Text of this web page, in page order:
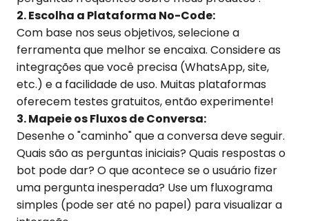
2. Escolha a Plataforma No-Code:
Com base nos seus objetivos, selecione a
ferramenta que melhor se encaixa. Considere as
integrações que você precisa (WhatsApp, site,
etc.) e a facilidade de uso. Muitas plataformas
oferecem testes gratuitos, então experimente!
3. Mapeie os Fluxos de Conversa:
Desenhe o "caminho" que a conversa deve seguir.
Quais são as perguntas iniciais? Quais respostas o
bot pode dar? O que acontece se o usuário fizer
uma pergunta inesperada? Use um fluxograma
simples (pode ser até no papel) para visualizar a